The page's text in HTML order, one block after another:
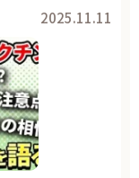
2025.11.11